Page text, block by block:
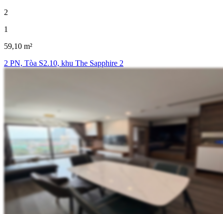
2
1
59,10 m²
2 PN, Tòa S2.10, khu The Sapphire 2